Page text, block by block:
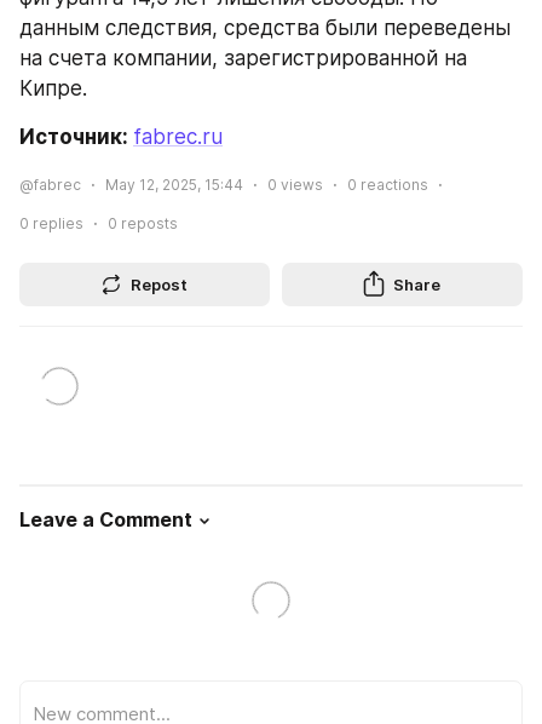
данным следствия, средства были переведены
на счета компании, зарегистрированной на
Кипре.
Источник: fabrec.ru
@fabrec May 12, 2025, 15:44 0 views 0 reactions
0 replies 0 reposts
Repost Share
Leave a Comment